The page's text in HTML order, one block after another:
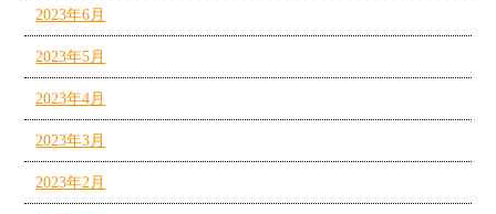
2023年6月
2023年5月
2023年4月
2023年3月
2023年2月